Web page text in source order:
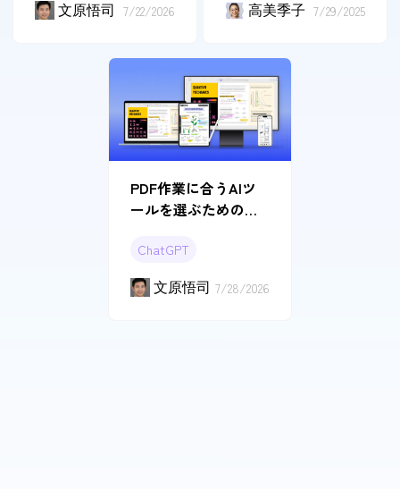
文原悟司 7/22/2026 高美季子 7/29/2025
PDF作業に合うAIツ
ールを選ぶための実
ChatGPT
文原悟司 7/28/2026